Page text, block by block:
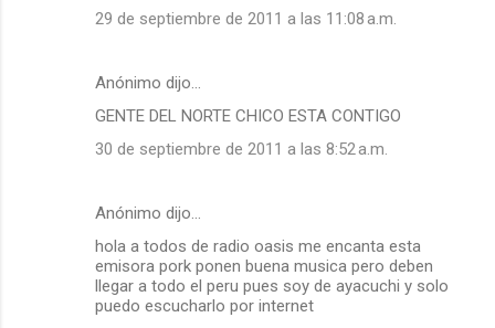
29 de septiembre de 2011 a las 11:08 a.m.
Anónimo dijo…
GENTE DEL NORTE CHICO ESTA CONTIGO
30 de septiembre de 2011 a las 8:52 a.m.
Anónimo dijo…
hola a todos de radio oasis me encanta esta
emisora pork ponen buena musica pero deben
llegar a todo el peru pues soy de ayacuchi y solo
puedo escucharlo por internet